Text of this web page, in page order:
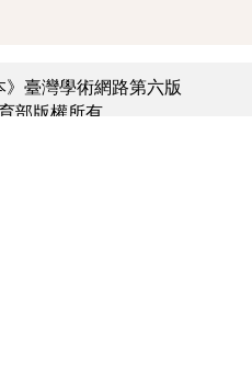
》臺灣學術網路第六版
部版權所有